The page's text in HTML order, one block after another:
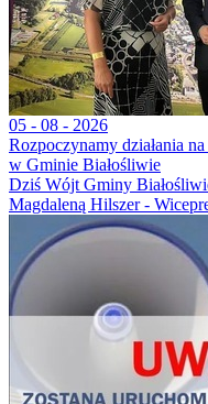
05 - 08 - 2026
Rozpoczynamy działania
w Gminie Białośliwie
Dziś Wójt Gminy
Magdaleną Hilszer -